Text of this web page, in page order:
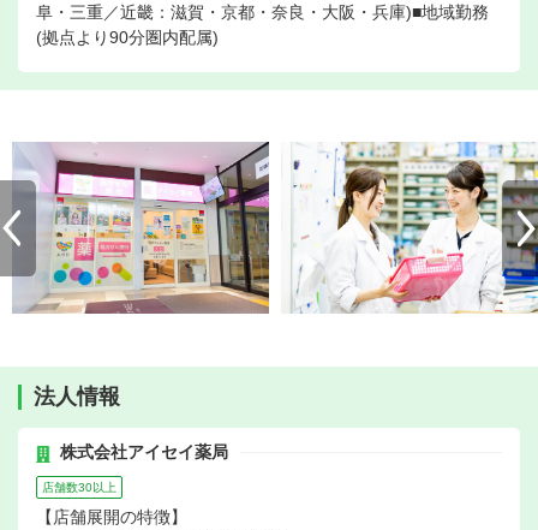
阜・三重／近畿：滋賀・京都・奈良・大阪・兵庫)■地域勤務
(拠点より90分圏内配属)
法人情報
株式会社アイセイ薬局
店舗数30以上
【店舗展開の特徴】